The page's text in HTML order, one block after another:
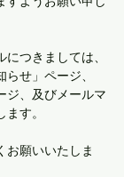
つきましては、
せ」ページ、
ジ、及びメールマ
す。
願いいたしま